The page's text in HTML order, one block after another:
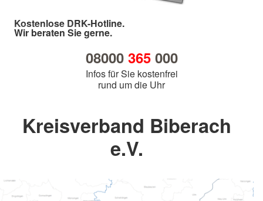
Kostenlose DRK-Hotline.
Wir beraten Sie gerne.
08000 365000
Infos für Sie kostenfrei
rund um die Uhr
Kreisverband Biberach
e.V.